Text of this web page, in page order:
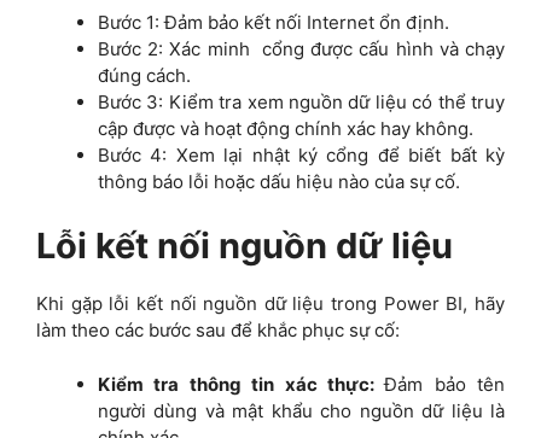
Bước 1: Đảm bảo kết nối Internet ổn định.
Bước 2: Xác minh cổng được cấu hình và chạy
đúng cách.
Bước 3: Kiểm tra xem nguồn dữ liệu có thể truy
cập được và hoạt động chính xác hay không.
Bước 4: Xem lại nhật ký cổng để biết bất kỳ
thông báo lỗi hoặc dấu hiệu nào của sự cố.
Lỗi kết nối nguồn dữ liệu
Khi gặp lỗi kết nối nguồn dữ liệu trong Power BI, hãy
làm theo các bước sau để khắc phục sự cố:
Kiểm tra thông tin xác thực:Đảm bảo tên
người dùng và mật khẩu cho nguồn dữ liệu là